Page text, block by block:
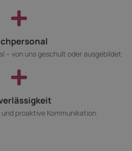
– von uns geschult oder ausgebildet
proaktive Kommunikation